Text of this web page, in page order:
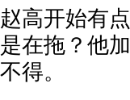
赵高开始有
是在拖？他
不得。